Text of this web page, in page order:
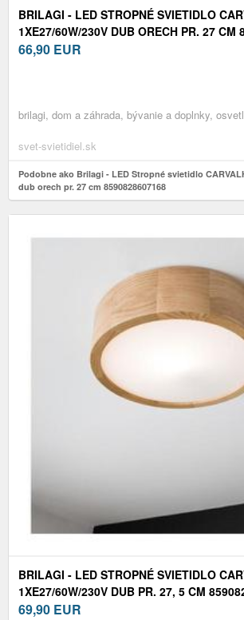
BRILAGI - LED STROPNÉ SVIETIDLO
1XE27/60W/230V DUB ORECH PR. 27 CM
66,90 EUR
brilagi, dom a záhrada, bývanie a doplnky,
svet-svietidiel.sk
Podobne ako Brilagi - LED Stropné svietidlo
dub orech pr. 27 cm 8590828607168
BRILAGI - LED STROPNÉ SVIETIDLO
1XE27/60W/230V DUB PR. 27, 5 CM
69,90 EUR